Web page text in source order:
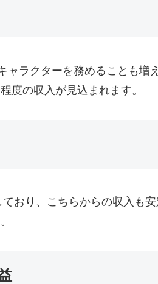
ラクターを務めることも
程度の収入が見込まれます。
おり、こちらからの収入も